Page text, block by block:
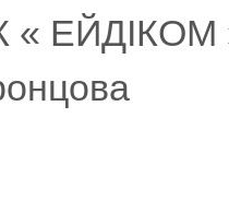
« ЕЙДІКОМ